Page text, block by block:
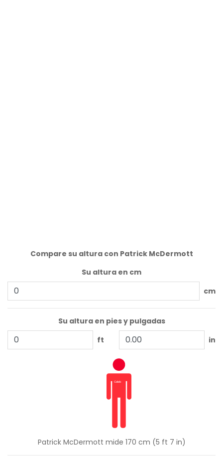
Compare su altura con Patrick McDermott
Su altura en cm
cm
Su altura en pies y pulgadas
ft
in
Patrick McDermott mide 170 cm (5 ft 7 in)